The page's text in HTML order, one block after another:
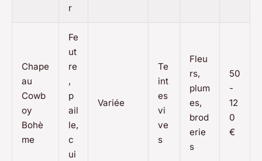
r
Chape
au
Cowb
oy
Bohè
me
Fe
ut
re
,
p
ail
le,
c
ui
Variée
Te
int
es
vi
ve
s
Fleu
rs,
plum
es,
brod
erie
s
50
-
12
0
€